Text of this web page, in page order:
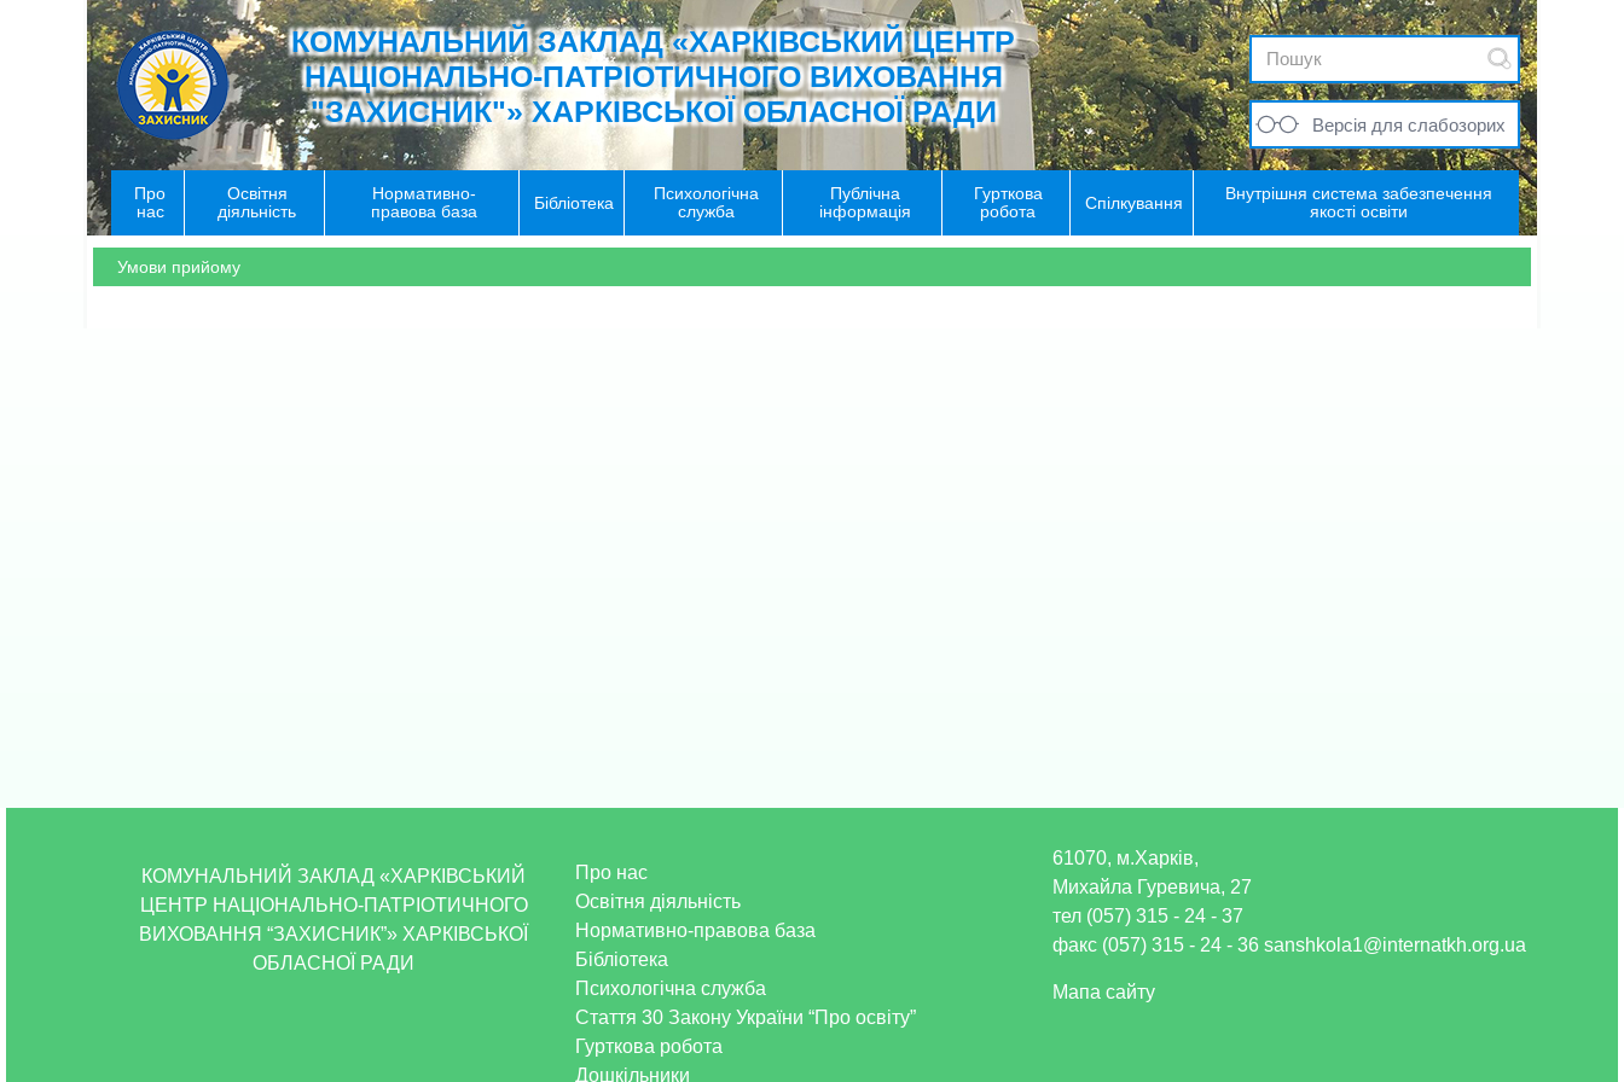
КОМУНАЛЬНИЙ ЗАКЛАД «ХАРКІВСЬКИЙ ЦЕНТР
НАЦІОНАЛЬНО-ПАТРІОТИЧНОГО ВИХОВАННЯ
"ЗАХИСНИК"» ХАРКІВСЬКОЇ ОБЛАСНОЇ РАДИ
Версія для слабозорих
Про
нас
Освітня
діяльність
Нормативно-
правова база
Бібліотека
Психологічна
служба
Публічна
інформація
Гурткова
робота
Спілкування
Внутрішня система забезпечення
якості освіти
Умови прийому
КОМУНАЛЬНИЙ ЗАКЛАД «ХАРКІВСЬКИЙ
ЦЕНТР НАЦІОНАЛЬНО-ПАТРІОТИЧНОГО
ВИХОВАННЯ “ЗАХИСНИК”» ХАРКІВСЬКОЇ
ОБЛАСНОЇ РАДИ
Про нас
Освітня діяльність
Нормативно-правова база
Бібліотека
Психологічна служба
Стаття 30 Закону України “Про освіту”
Гурткова робота
Дошкільники
61070, м.Харків,
Михайла Гуревича, 27
тел (057) 315 - 24 - 37
факс (057) 315 - 24 - 36 sanshkola1@internatkh.org.ua
Мапа сайту